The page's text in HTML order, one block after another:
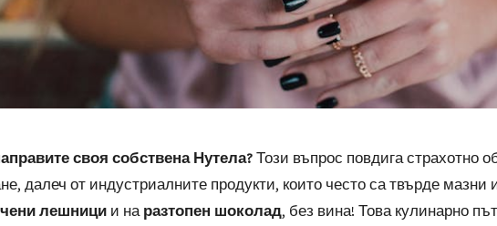
своя собствена Нутела?Този въпрос повдига страхотно
далеч от индустриалните продукти, които често са твърде
лешници и на разтопен шоколад, без вина! Това кулинарно